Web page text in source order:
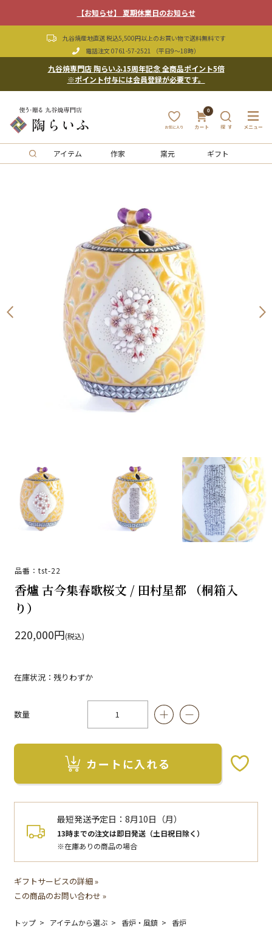
【お知らせ】 夏期休業日のお知らせ
九谷焼産地直送 税込5,500円以上のお買い物で送料無料です
電話注文 0761-57-2521 （平日9〜18時）
九谷焼専門店 陶らいふ15周年記念 全商品ポイント5倍
※ポイント付与には会員登録が必要です。
0
アイテム 作家 窯元 ギフト
品番：tst-22
香爐 古今集春歌桜文 / 田村星都 （桐箱入
り）
220,000円(税込)
在庫状況：残りわずか
数量
カートに入れる
最短発送予定日：8月10日（月）
13時までの注文は即日発送（土日祝日除く）
※在庫ありの商品の場合
ギフトサービスの詳細 »
この商品のお問い合わせ »
トップ アイテムから選ぶ 香炉・風鎮
香炉